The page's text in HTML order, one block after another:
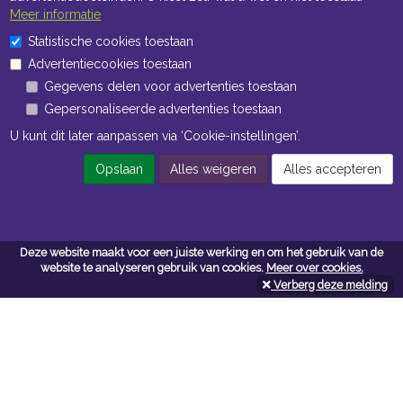
Deze website maakt voor een juiste werking en om het gebruik van de
website te analyseren gebruik van cookies. Meer over cookies.
Verberg deze melding
Openingstijden Magazijn
Cookiebeleid
Meer informatie
Statistische cookies toestaan
Advertentiecookies toestaan
Gegevens delen voor advertenties toestaan
Gepersonaliseerde advertenties toestaan
U kunt dit later aanpassen via ‘Cookie-instellingen’.
Opslaan Alles weigeren Alles accepteren